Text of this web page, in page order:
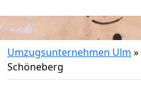
Umzugsunternehmen Ulm »
Schöneberg